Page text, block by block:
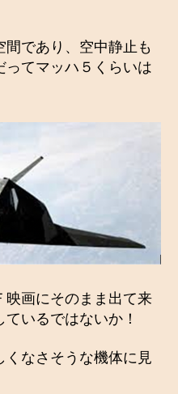
であり、空中静止も
ってマッハ５くらいは
映画にそのまま出て来
いるではないか！
くなさそうな機体に見